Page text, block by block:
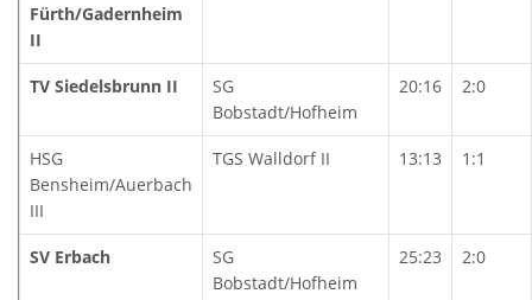
Fürth/Gadernheim
II
TV Siedelsbrunn II
SG
Bobstadt/Hofheim
20:16 2:0
HSG
Bensheim/Auerbach
III
TGS Walldorf II 13:13 1:1
SV Erbach
SG
Bobstadt/Hofheim
25:23 2:0